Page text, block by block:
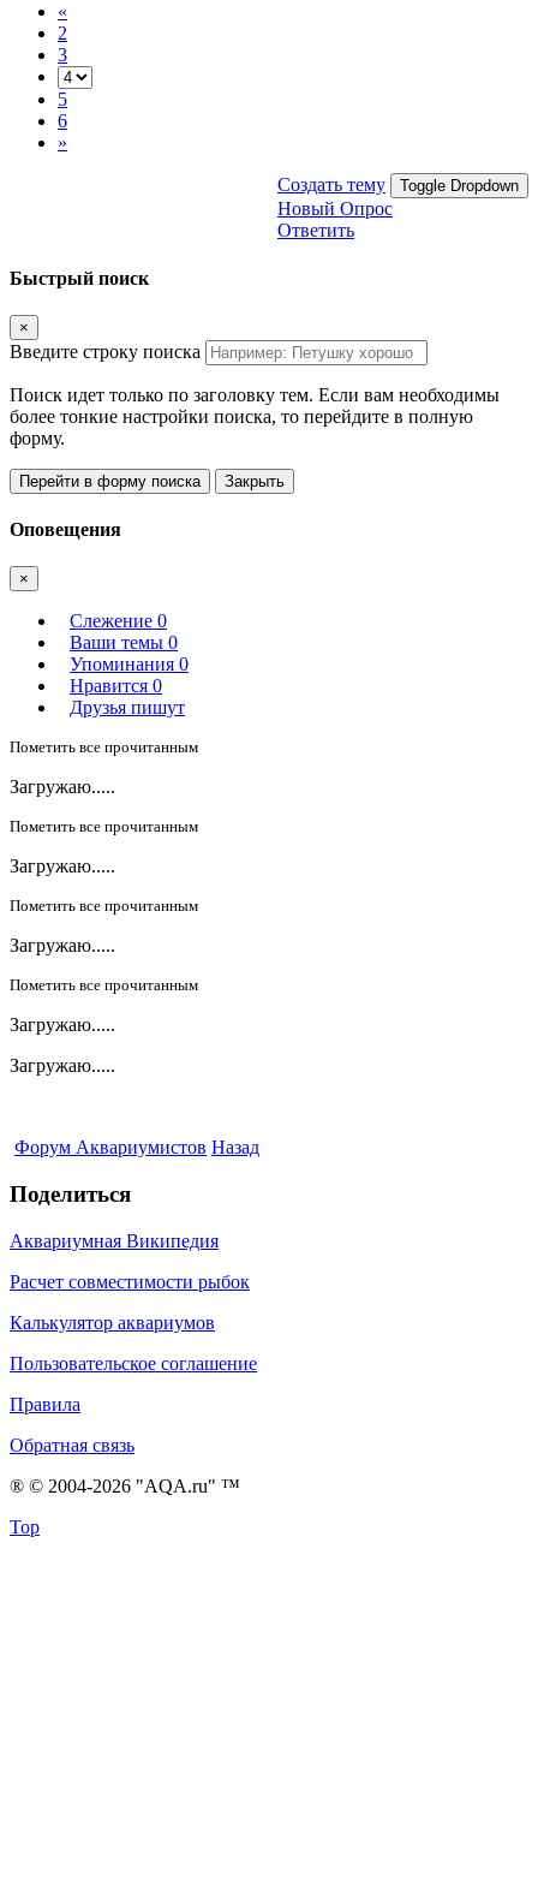
«
2
3
5
6
»
Создать тему Toggle Dropdown
Новый Опрос
Ответить
Быстрый поиск
×
Введите строку поиска
Поиск идет только по заголовку тем. Если вам необходимы
более тонкие настройки поиска, то перейдите в полную
форму.
Перейти в форму поиска Закрыть
Оповещения
×
Слежение 0
Ваши темы 0
Упоминания 0
Нравится 0
Друзья пишут
Пометить все прочитанным
Загружаю.....
Пометить все прочитанным
Загружаю.....
Пометить все прочитанным
Загружаю.....
Пометить все прочитанным
Загружаю.....
Загружаю.....
Форум Аквариумистов Назад
Поделиться
Аквариумная Википедия
Расчет совместимости рыбок
Калькулятор аквариумов
Пользовательское соглашение
Правила
Обратная связь
® © 2004-2026 "AQA.ru" ™
Top